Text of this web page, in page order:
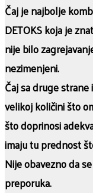
Čaj je najbolje
DETOKS koja je
nije bilo
nezimenjeni.
Čaj sa druge
velikoj količini što
što doprinosi
imaju tu prednost
Nije obavezno da
preporuka.